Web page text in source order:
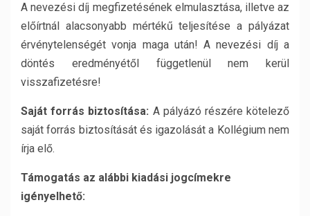
A nevezési díj megfizetésének elmulasztása, illetve az
előírtnál alacsonyabb mértékű teljesítése a pályázat
érvénytelenségét vonja maga után! A nevezési díj a
döntés eredményétől függetlenül nem kerül
visszafizetésre!
Saját forrás biztosítása: A pályázó részére kötelező
saját forrás biztosítását és igazolását a Kollégium nem
írja elő.
Támogatás az alábbi kiadási jogcímekre
igényelhető: